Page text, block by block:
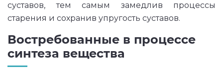
суставов, тем самым замедлив процессы
старения и сохранив упругость суставов.
Востребованные в процессе
синтеза вещества